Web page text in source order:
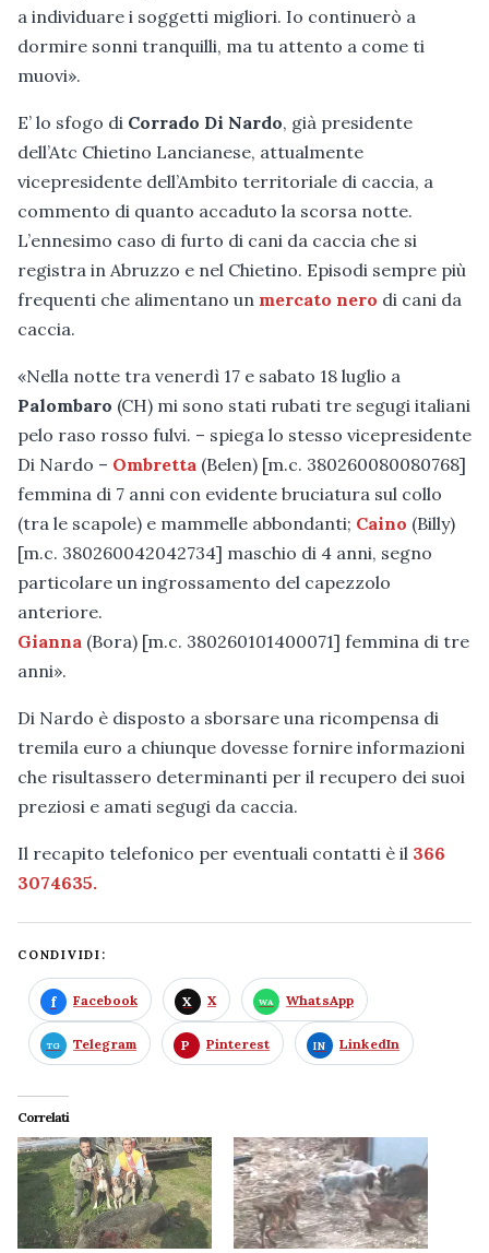
a individuare i soggetti migliori. Io continuerò a
dormire sonni tranquilli, ma tu attento a come ti
muovi».
E’ lo sfogo di Corrado Di Nardo, già presidente
dell’Atc Chietino Lancianese, attualmente
vicepresidente dell’Ambito territoriale di caccia, a
commento di quanto accaduto la scorsa notte.
L’ennesimo caso di furto di cani da caccia che si
registra in Abruzzo e nel Chietino. Episodi sempre più
frequenti che alimentano un mercato nero di cani da
caccia.
«Nella notte tra venerdì 17 e sabato 18 luglio a
Palombaro (CH) mi sono stati rubati tre segugi italiani
pelo raso rosso fulvi. – spiega lo stesso vicepresidente
Di Nardo – Ombretta (Belen) [m.c. 380260080080768]
femmina di 7 anni con evidente bruciatura sul collo
(tra le scapole) e mammelle abbondanti; Caino (Billy)
[m.c. 380260042042734] maschio di 4 anni, segno
particolare un ingrossamento del capezzolo
anteriore.
Gianna (Bora) [m.c. 380260101400071] femmina di tre
anni».
Di Nardo è disposto a sborsare una ricompensa di
tremila euro a chiunque dovesse fornire informazioni
che risultassero determinanti per il recupero dei suoi
preziosi e amati segugi da caccia.
Il recapito telefonico per eventuali contatti è il 366
3074635.
CONDIVIDI:
Facebook X WhatsApp
Telegram Pinterest LinkedIn
Correlati